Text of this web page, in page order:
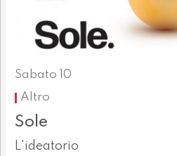
Sabato 10
Altro
Sole
L'ideatorio